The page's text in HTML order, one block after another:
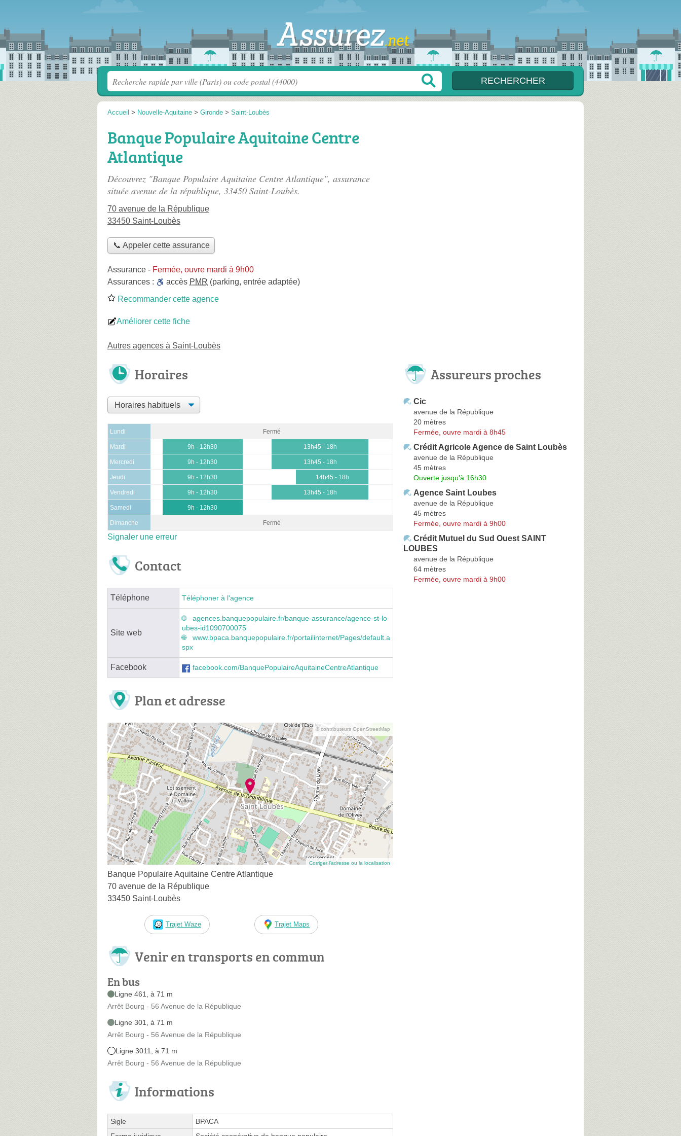
Accueil > Nouvelle-Aquitaine > Gironde > Saint-Loubès
Banque Populaire Aquitaine Centre
Atlantique
Découvrez "Banque Populaire Aquitaine Centre Atlantique", assurance
située avenue de la république, 33450 Saint-Loubès.
70 avenue de la République
33450 Saint-Loubès
📞 Appeler cette assurance
Assurance - Fermée, ouvre mardi à 9h00
Assurances :
accès PMR (parking, entrée adaptée)
Recommander cette agence
Améliorer cette fiche
Autres agences à Saint-Loubès
Horaires
Lundi Fermé
Mardi 9h - 12h30 13h45 - 18h
Mercredi 9h - 12h30 13h45 - 18h
Jeudi 9h - 12h30 14h45 - 18h
Vendredi 9h - 12h30 13h45 - 18h
Samedi 9h - 12h30
Dimanche Fermé
Signaler une erreur
Contact
Téléphone Téléphoner à l'agence
Site web
agences.banquepopulaire.fr/banque-assurance/agence-st-lo
ubes-id1090700075
www.bpaca.banquepopulaire.fr/portailinternet/Pages/default.a
spx
Facebook facebook.com/BanquePopulaireAquitaineCentreAtlantique
Plan et adresse
© contributeurs OpenStreetMap
Corriger l’adresse ou la localisation
Banque Populaire Aquitaine Centre Atlantique
70 avenue de la République
33450 Saint-Loubès
Trajet Waze Trajet Maps
Venir en transports en commun
En bus
Ligne 461, à 71 m
Arrêt Bourg - 56 Avenue de la République
Ligne 301, à 71 m
Arrêt Bourg - 56 Avenue de la République
Ligne 3011, à 71 m
Arrêt Bourg - 56 Avenue de la République
Informations
Sigle
BPACA
Assureurs proches
Cic
avenue de la République
20 mètres
Fermée, ouvre mardi à 8h45
Crédit Agricole Agence de Saint Loubès
avenue de la République
45 mètres
Ouverte jusqu'à 16h30
Agence Saint Loubes
avenue de la République
45 mètres
Fermée, ouvre mardi à 9h00
Crédit Mutuel du Sud Ouest SAINT
LOUBES
avenue de la République
64 mètres
Fermée, ouvre mardi à 9h00